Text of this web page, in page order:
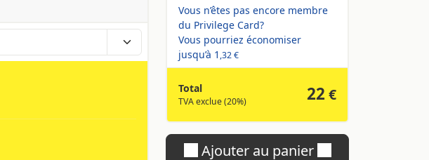
Vous n’êtes pas encore membre
du Privilege Card?
Vous pourriez économiser
jusqu’à 1 ,32 €
Total
TVA exclue (20%) 22 €
Ajouter au panier